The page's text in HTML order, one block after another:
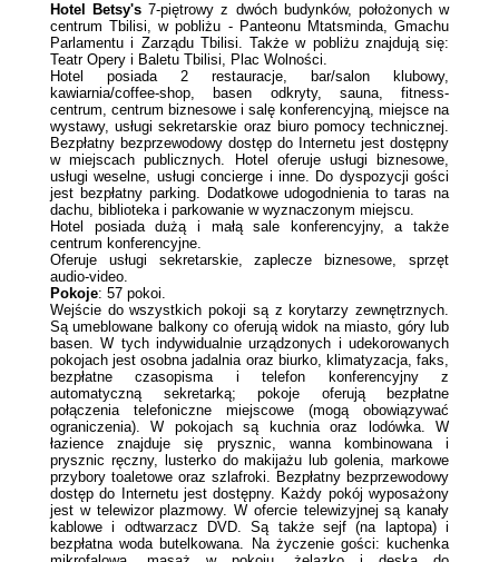
Hotel Betsy's 7-piętrowy z dwóch budynków, położonych w
centrum Tbilisi, w pobliżu - Panteonu Mtatsminda, Gmachu
Parlamentu i Zarządu Tbilisi. Także w pobliżu znajdują się:
Teatr Opery i Baletu Tbilisi, Plac Wolności.
Hotel posiada 2 restauracje, bar/salon klubowy,
kawiarnia/coffee-shop, basen odkryty, sauna, fitness-
centrum, centrum biznesowe i salę konferencyjną, miejsce na
wystawy, usługi sekretarskie oraz biuro pomocy technicznej.
Bezpłatny bezprzewodowy dostęp do Internetu jest dostępny
w miejscach publicznych. Hotel oferuje usługi biznesowe,
usługi weselne, usługi concierge i inne. Do dyspozycji gości
jest bezpłatny parking. Dodatkowe udogodnienia to taras na
dachu, biblioteka i parkowanie w wyznaczonym miejscu.
Hotel posiada dużą i małą sale konferencyjny, a także
centrum konferencyjne.
Oferuje usługi sekretarskie, zaplecze biznesowe, sprzęt
audio-video.
Pokoje: 57 pokoi.
Wejście do wszystkich pokoji są z korytarzy zewnętrznych.
Są umeblowane balkony co oferują widok na miasto, góry lub
basen. W tych indywidualnie urządzonych i udekorowanych
pokojach jest osobna jadalnia oraz biurko, klimatyzacja, faks,
bezpłatne czasopisma i telefon konferencyjny z
automatyczną sekretarką; pokoje oferują bezpłatne
połączenia telefoniczne miejscowe (mogą obowiązywać
ograniczenia). W pokojach są kuchnia oraz lodówka. W
łazience znajduje się prysznic, wanna kombinowana i
prysznic ręczny, lusterko do makijażu lub golenia, markowe
przybory toaletowe oraz szlafroki. Bezpłatny bezprzewodowy
dostęp do Internetu jest dostępny. Każdy pokój wyposażony
jest w telewizor plazmowy. W ofercie telewizyjnej są kanały
kablowe i odtwarzacz DVD. Są także sejf (na laptopa) i
bezpłatna woda butelkowana. Na życzenie gości: kuchenka